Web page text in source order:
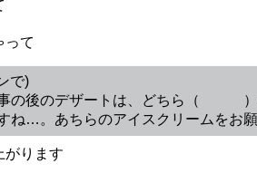
って
で)
事の後のデザートは、どちら（ ）
ね…。あちらのアイスクリームをお願
がります